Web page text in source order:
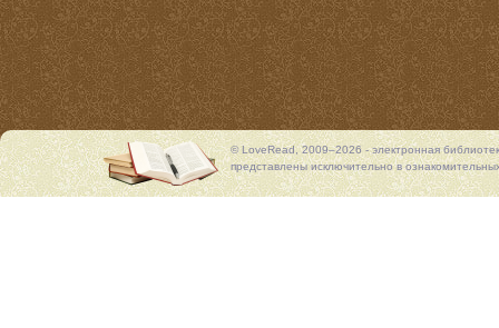
© LoveRead, 2009–2026 - электронная
представлены исключительно в